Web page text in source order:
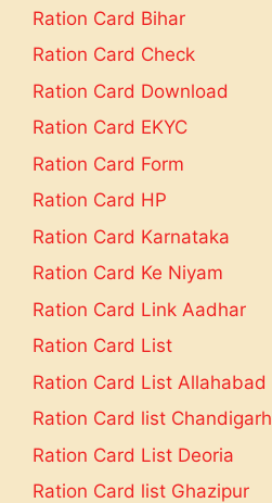
Ration Card Bihar
Ration Card Check
Ration Card Download
Ration Card EKYC
Ration Card Form
Ration Card HP
Ration Card Karnataka
Ration Card Ke Niyam
Ration Card Link Aadhar
Ration Card List
Ration Card List Allahabad
Ration Card list Chandigarh
Ration Card List Deoria
Ration Card list Ghazipur